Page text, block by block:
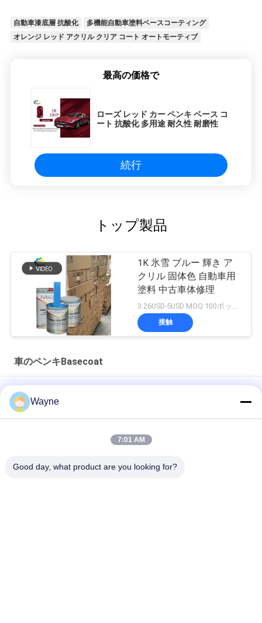
自動車漆底層 抗酸化
多機能自動車塗料ベースコーティング
オレンジ レッド アクリル クリア コート オートモーティブ
最高の価格で
ローズ レッド カー ペンキ ベース コ
ート 抗酸化 多用途 耐久性 耐磨性
続行
トップ製品
1K 氷雪 ブルー 輝き ア
クリル 固体色 自動車用
塗料 中古車体修理
接触
車のペンキBasecoat
多機能の車用塗料 ベースコーティング 防湿 紫外線耐性
実用的な自動車用クリアベースコート防カビ性アクリルクリア
ー 耐天候
Wayne
7:01 AM
Good day, what product are you looking for?